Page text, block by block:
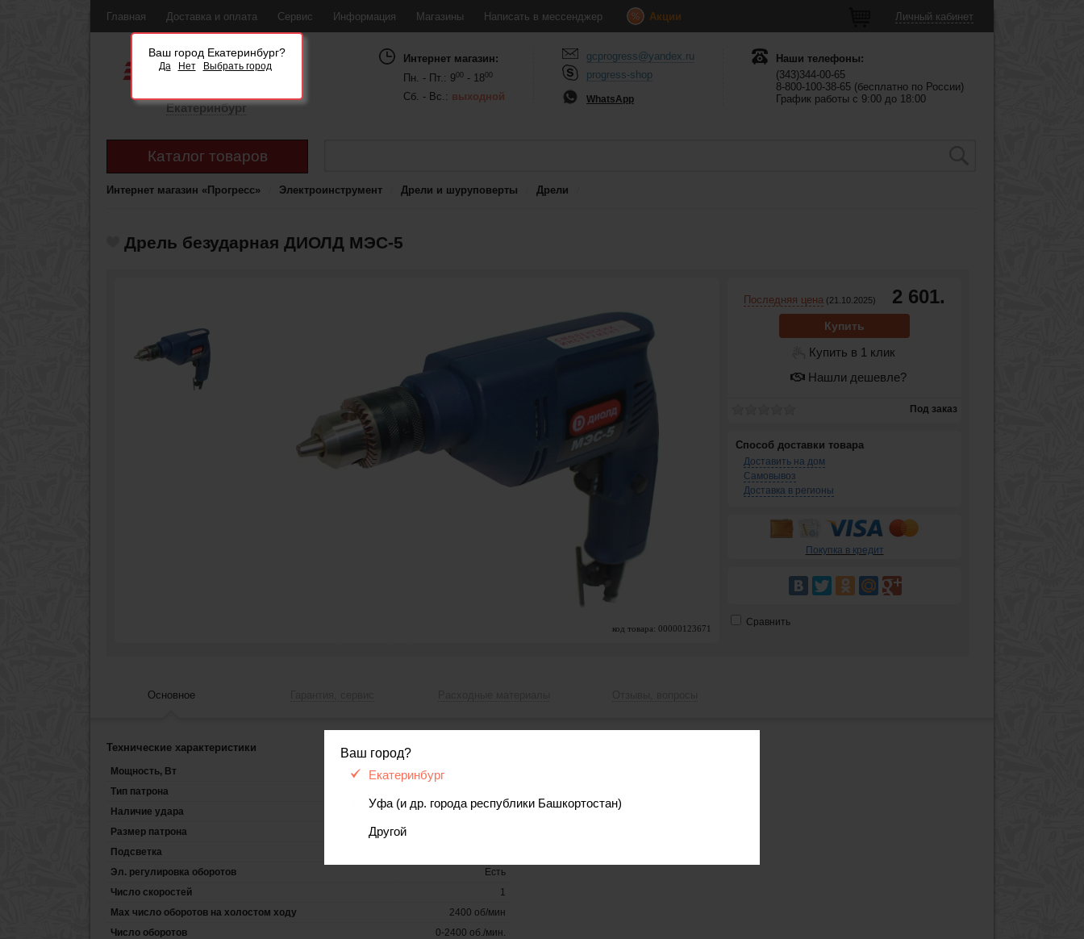
Ваш город?
Екатеринбург
Уфа (и др. города республики Башкортостан)
Другой
Главная Доставка и оплата Сервис Информация Магазины Написать в мессенджер Акции Личный кабинет
Ваш город Екатеринбург?
Да Нет Выбрать город
Екатеринбург
Интернет магазин:
Пн. - Пт.: 900 - 1800
Сб. - Вс.: выходной
gcprogress@yandex.ru
progress-shop
WhatsApp
Наши телефоны:
(343)344-00-65
8-800-100-38-65 (бесплатно по России)
График работы с 9:00 до 18:00
Каталог товаров
Интернет магазин «Прогресс» Электроинструмент Дрели и шуруповерты Дрели
Дрель безударная ДИОЛД МЭС-5
код товара: 00000123671
Последняя цена (21.10.2025) 2 601.
Купить
Купить в 1 клик
Нашли дешевле?
Под заказ
Способ доставки товара
Доставить на дом
Самовывоз
Доставка в регионы
Покупка в кредит
Сравнить
Основное
Технические характеристики
Мощность, Вт
Тип патрона
Наличие удара
Нет
Размер патрона
Подсветка
Эл. регулировка оборотов
Есть
Число скоростей
1
Max число оборотов на холостом ходу
2400 об/мин
Число оборотов
0-2400 об./мин.